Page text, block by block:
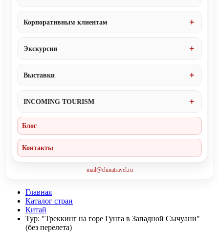
Корпоративным клиентам
Экскурсии
Выставки
INCOMING TOURISM
Блог
Контакты
mail@chinatravel.ru
Главная
Каталог стран
Китай
Тур: "Треккинг на горе Гунга в Западной Сычуани"
(без перелета)